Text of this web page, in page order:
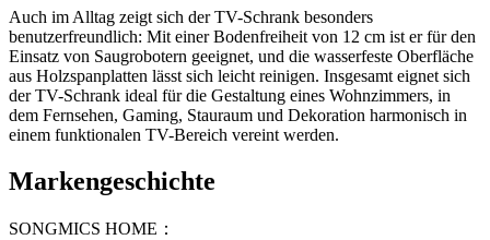
Auch im Alltag zeigt sich der TV-Schrank besonders
benutzerfreundlich: Mit einer Bodenfreiheit von 12 cm ist er für den
Einsatz von Saugrobotern geeignet, und die wasserfeste Oberfläche
aus Holzspanplatten lässt sich leicht reinigen. Insgesamt eignet sich
der TV-Schrank ideal für die Gestaltung eines Wohnzimmers, in
dem Fernsehen, Gaming, Stauraum und Dekoration harmonisch in
einem funktionalen TV-Bereich vereint werden.
Markengeschichte
SONGMICS HOME：